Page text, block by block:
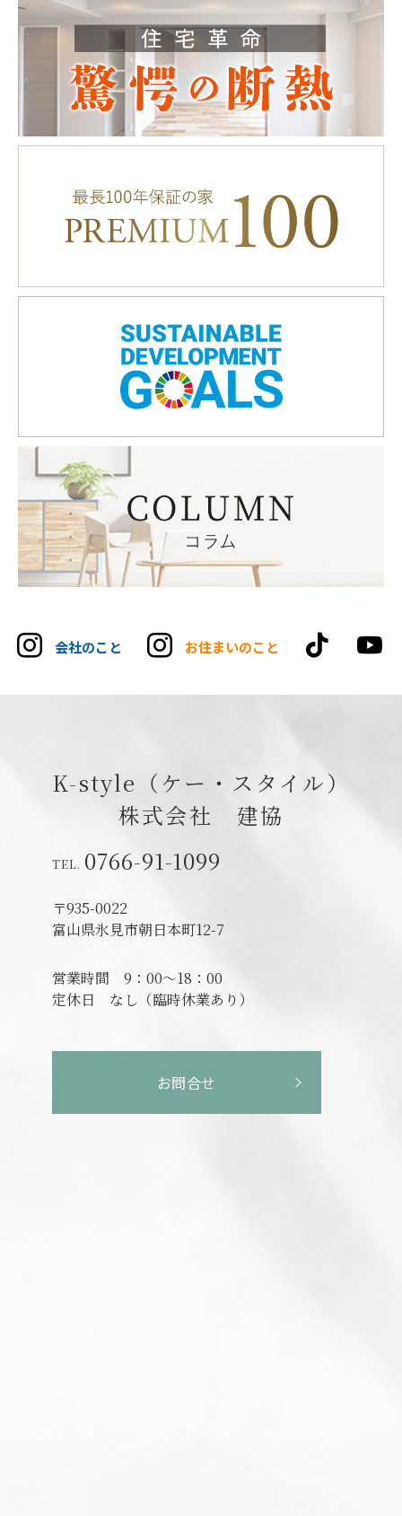
会社のこと お住まいのこと
K-style（ケー・スタイル）
株式会社 建協
0766-91-1099
〒935-0022
富山県氷見市朝日本町12-7
営業時間 9：00～18：00
定休日 なし（臨時休業あり）
お問合せ